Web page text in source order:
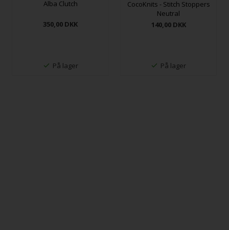
Alba Clutch
350,00 DKK
På lager
CocoKnits - Stitch Stoppers
Neutral
140,00 DKK
På lager